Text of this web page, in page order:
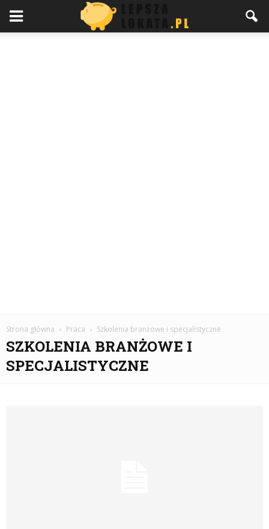
Strona główna Praca Szkolenia branżowe i specjalistyczne
SZKOLENIA BRANŻOWE I
SPECJALISTYCZNE